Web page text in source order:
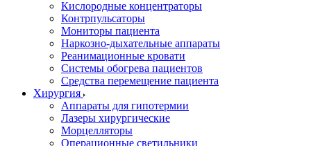
Кислородные концентраторы
Контрпульсаторы
Мониторы пациента
Наркозно-дыхательные аппараты
Реанимационные кровати
Системы обогрева пациентов
Средства перемещение пациента
Хирургия
Аппараты для гипотермии
Лазеры хирургические
Морцелляторы
Операционные светильники